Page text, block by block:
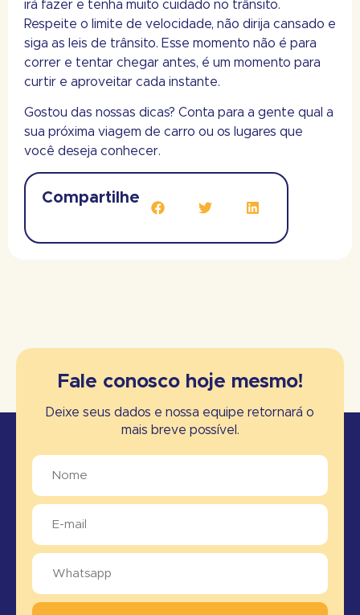
irá fazer e tenha muito cuidado no trânsito.
Respeite o limite de velocidade, não dirija cansado e
siga as leis de trânsito. Esse momento não é para
correr e tentar chegar antes, é um momento para
curtir e aproveitar cada instante.
Gostou das nossas dicas? Conta para a gente qual a
sua próxima viagem de carro ou os lugares que
você deseja conhecer.
Compartilhe
Fale conosco hoje mesmo!
Deixe seus dados e nossa equipe retornará o
mais breve possível.